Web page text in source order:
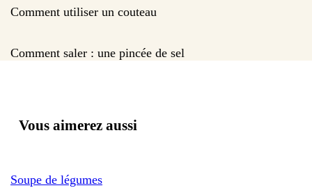
Comment utiliser un couteau
Comment saler : une pincée de sel
Vous aimerez aussi
Soupe de légumes